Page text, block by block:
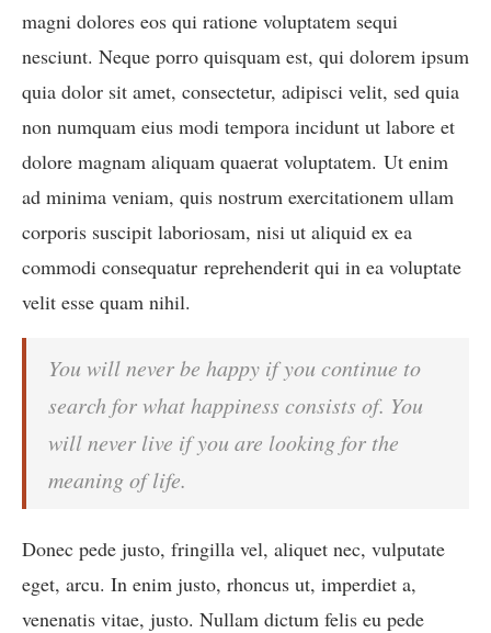
magni dolores eos qui ratione voluptatem sequi
nesciunt. Neque porro quisquam est, qui dolorem ipsum
quia dolor sit amet, consectetur, adipisci velit, sed quia
non numquam eius modi tempora incidunt ut labore et
dolore magnam aliquam quaerat voluptatem. Ut enim
ad minima veniam, quis nostrum exercitationem ullam
corporis suscipit laboriosam, nisi ut aliquid ex ea
commodi consequatur reprehenderit qui in ea voluptate
velit esse quam nihil.
You will never be happy if you continue to
search for what happiness consists of. You
will never live if you are looking for the
meaning of life.
Donec pede justo, fringilla vel, aliquet nec, vulputate
eget, arcu. In enim justo, rhoncus ut, imperdiet a,
venenatis vitae, justo. Nullam dictum felis eu pede